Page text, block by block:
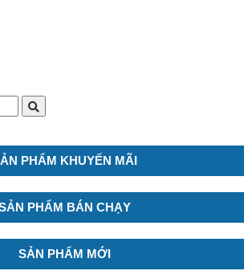
PHẨM KHUYẾN MÃI
PHẨM BÁN CHẠY
SẢN PHẨM MỚI